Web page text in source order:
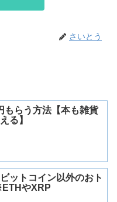
さいとう
もらう方法【本も雑貨
る】
ットコイン以外のおト
やXRP